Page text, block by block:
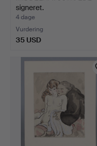
signeret.
4 dage
Vurdering
35 USD